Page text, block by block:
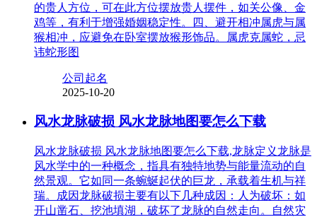
的贵人方位，可在此方位摆放贵人摆件，如关公像、金
鸡等，有利于增强婚姻稳定性。四、避开相冲属虎与属
猴相冲，应避免在卧室摆放猴形饰品。属虎克属蛇，忌
讳蛇形图
公司起名
2025-10-20
风水龙脉破损 风水龙脉地图要怎么下载
风水龙脉破损 风水龙脉地图要怎么下载,龙脉定义龙脉是
风水学中的一种概念，指具有独特地势与能量流动的自
然景观。它如同一条蜿蜒起伏的巨龙，承载着生机与祥
瑞。成因龙脉破损主要有以下几种成因：人为破坏：如
开山凿石、挖池填湖，破坏了龙脉的自然走向。自然灾